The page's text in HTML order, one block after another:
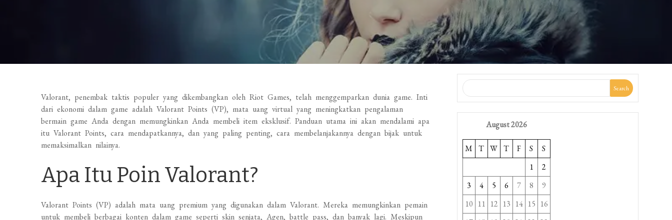
Valorant, penembak taktis populer yang dikembangkan oleh Riot Games, telah menggemparkan dunia game. Inti
dari ekonomi dalam game adalah Valorant Points (VP), mata uang virtual yang meningkatkan pengalaman
bermain game Anda dengan memungkinkan Anda membeli item eksklusif. Panduan utama ini akan mendalami apa
itu Valorant Points, cara mendapatkannya, dan yang paling penting, cara membelanjakannya dengan bijak untuk
memaksimalkan nilainya.
Apa Itu Poin Valorant?
Valorant Points (VP) adalah mata uang premium yang digunakan dalam Valorant. Mereka memungkinkan pemain
untuk membeli berbagai konten dalam game seperti skin senjata, Agen, battle pass, dan banyak lagi. Meskipun
Search
August 2026
M T W T F S
S
1
2
3
4 5 6 7 8
9
10 11 12 13 14 15 16